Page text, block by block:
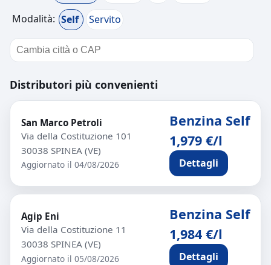
Modalità: Self Servito
Distributori più convenienti
San Marco Petroli
Via della Costituzione 101
30038 SPINEA (VE)
Aggiornato il 04/08/2026
Benzina Self
1,979 €/l
Dettagli
Agip Eni
Via della Costituzione 11
30038 SPINEA (VE)
Aggiornato il 05/08/2026
Benzina Self
1,984 €/l
Dettagli